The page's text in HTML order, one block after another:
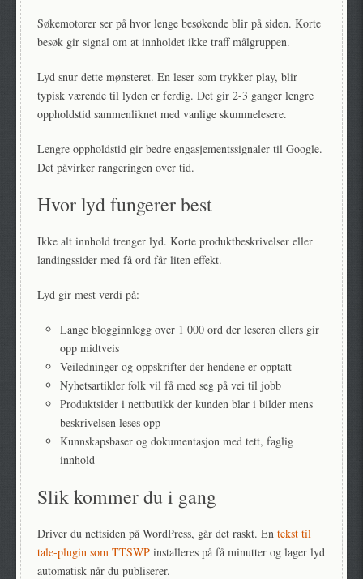
Søkemotorer ser på hvor lenge besøkende blir på siden. Korte
besøk gir signal om at innholdet ikke traff målgruppen.
Lyd snur dette mønsteret. En leser som trykker play, blir
typisk værende til lyden er ferdig. Det gir 2-3 ganger lengre
oppholdstid sammenliknet med vanlige skummelesere.
Lengre oppholdstid gir bedre engasjementssignaler til Google.
Det påvirker rangeringen over tid.
Hvor lyd fungerer best
Ikke alt innhold trenger lyd. Korte produktbeskrivelser eller
landingssider med få ord får liten effekt.
Lyd gir mest verdi på:
Lange blogginnlegg over 1 000 ord der leseren ellers gir
opp midtveis
Veiledninger og oppskrifter der hendene er opptatt
Nyhetsartikler folk vil få med seg på vei til jobb
Produktsider i nettbutikk der kunden blar i bilder mens
beskrivelsen leses opp
Kunnskapsbaser og dokumentasjon med tett, faglig
innhold
Slik kommer du i gang
Driver du nettsiden på WordPress, går det raskt. En tekst til
tale-plugin som TTSWP installeres på få minutter og lager lyd
automatisk når du publiserer.